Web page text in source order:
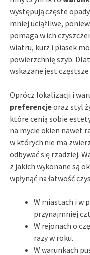
występują częste
mniej uciążliwe,
pomaga w ich
wiatru, kurz i piasek
powierzchnię szyb.
wskazane jest częstsze
Oprócz lokalizacji i
preferencjeoraz styl
które cenią sobie
na mycie okien nawet
w których nie ma
odbywać się rzadziej.
z jakich wykonane są
wpłynąć na łatwość
W miastach i w
przynajmniej
W rejonach o
razy w roku.
W warunkach